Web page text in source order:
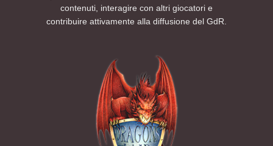
contenuti, interagire con altri giocatori e
contribuire attivamente alla diffusione del GdR.